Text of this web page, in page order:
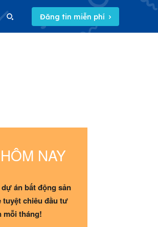
Đăng tin miễn phí
NAY
án bất động sản
tuyệt chiêu đầu tư
mỗi tháng!